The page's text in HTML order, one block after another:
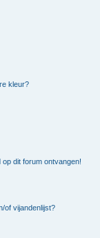
kleur?
dit forum ontvangen!
of vijandenlijst?